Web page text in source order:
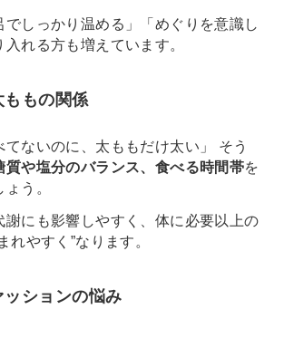
でしっかり温める」「めぐりを意識し
れる方も増えています。
もの関係
てないのに、太ももだけ太い」 そう
質や塩分のバランス、食べる時間帯を
う。
謝にも影響しやすく、体に必要以上の
れやすく”なります。
ションの悩み